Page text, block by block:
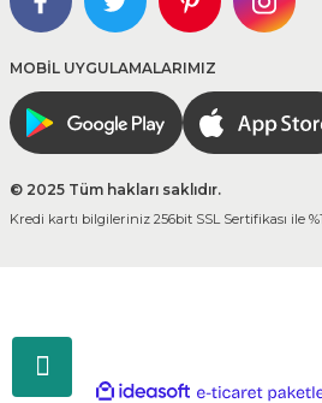
MOBİL UYGULAMALARIMIZ
© 2025 Tüm hakları saklıdır.
Kredi kartı bilgileriniz 256bit SSL Sertifikası ile
ideasoft